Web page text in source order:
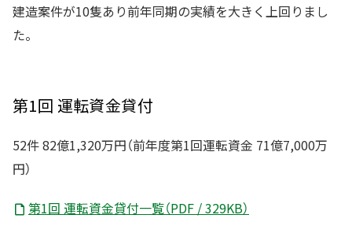
建造案件が10隻あり前年同期の実績を大きく上回りまし
た。
第1回 運転資金貸付
52件 82億1,320万円（前年度第1回運転資金 71億7,000万
円）
第1回 運転資金貸付一覧（PDF / 329KB）